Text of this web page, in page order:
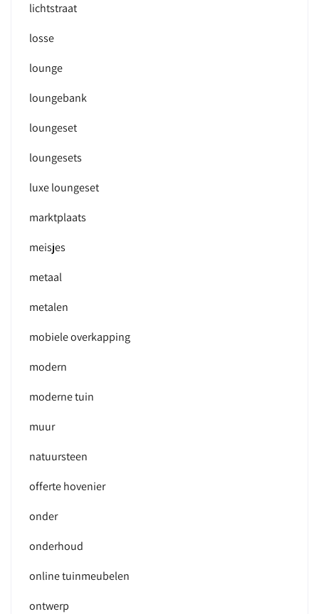
lichtstraat
losse
lounge
loungebank
loungeset
loungesets
luxe loungeset
marktplaats
meisjes
metaal
metalen
mobiele overkapping
modern
moderne tuin
muur
natuursteen
offerte hovenier
onder
onderhoud
online tuinmeubelen
ontwerp